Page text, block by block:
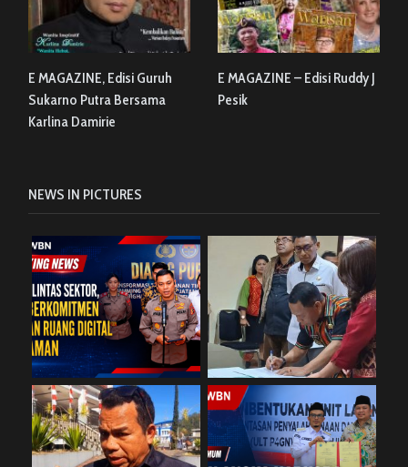
E MAGAZINE, Edisi Guruh
Sukarno Putra Bersama
Karlina Damirie
E MAGAZINE – Edisi Ruddy J
Pesik
NEWS IN PICTURES